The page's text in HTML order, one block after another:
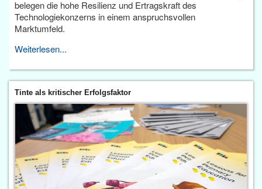
belegen die hohe Resilienz und Ertragskraft des
Technologiekonzerns in einem anspruchsvollen
Marktumfeld.
Weiterlesen...
Tinte als kritischer Erfolgsfaktor